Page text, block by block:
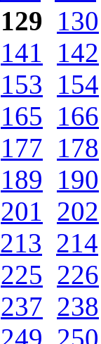
129 130
141 142
153 154
165 166
177 178
189 190
201 202
213 214
225 226
237 238